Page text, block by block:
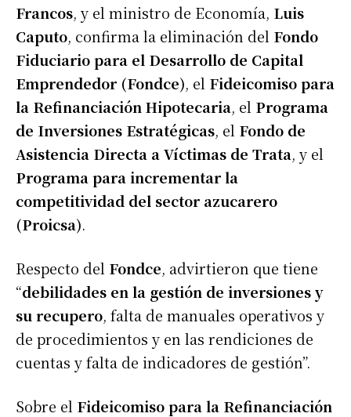
Francos, y el ministro de Economía, Luis
Caputo, confirma la eliminación del Fondo
Fiduciario para el Desarrollo de Capital
Emprendedor (Fondce), el Fideicomiso para
la Refinanciación Hipotecaria, el Programa
de Inversiones Estratégicas, el Fondo de
Asistencia Directa a Víctimas de Trata, y el
Programa para incrementar la
competitividad del sector azucarero
(Proicsa).
Respecto del Fondce, advirtieron que tiene
“debilidades en la gestión de inversiones y
su recupero, falta de manuales operativos y
de procedimientos y en las rendiciones de
cuentas y falta de indicadores de gestión”.
Sobre el Fideicomiso para la Refinanciación